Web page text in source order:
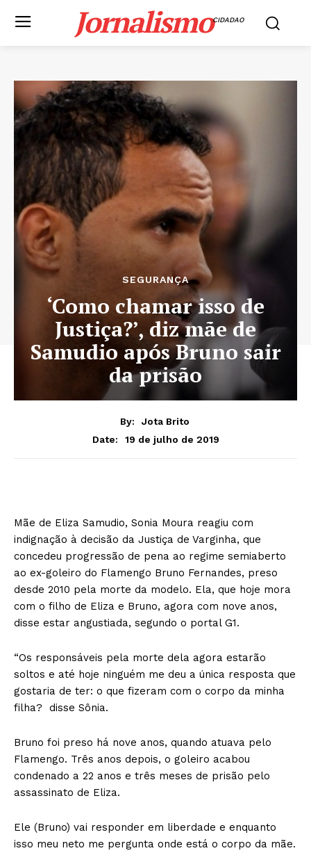
JornalismoCIDADAO
SEGURANÇA
‘Como chamar isso de
Justiça?’, diz mãe de
Samudio após Bruno sair
da prisão
By:
Jota Brito
Date:
19 de julho de 2019
Mãe de Eliza Samudio, Sonia Moura reagiu com
indignação à decisão da Justiça de Varginha, que
concedeu progressão de pena ao regime semiaberto
ao ex-goleiro do Flamengo Bruno Fernandes, preso
desde 2010 pela morte da modelo. Ela, que hoje mora
com o filho de Eliza e Bruno, agora com nove anos,
disse estar angustiada, segundo o portal G1.
“Os responsáveis pela morte dela agora estarão
soltos e até hoje ninguém me deu a única resposta que
gostaria de ter: o que fizeram com o corpo da minha
filha? disse Sônia.
Bruno foi preso há nove anos, quando atuava pelo
Flamengo. Três anos depois, o goleiro acabou
condenado a 22 anos e três meses de prisão pelo
assassinato de Eliza.
Ele (Bruno) vai responder em liberdade e enquanto
isso meu neto me pergunta onde está o corpo da mãe.